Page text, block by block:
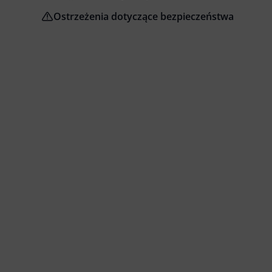
Ostrzeżenia dotyczące bezpieczeństwa